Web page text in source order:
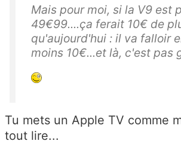
Mais pour moi, si la V9 est
49€99....ça ferait 10€ de
qu'aujourd'hui : il va falloir
moins 10€...et là, c'est pas
Tu mets un Apple TV comme
tout lire...